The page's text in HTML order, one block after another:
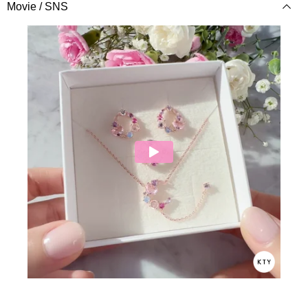
Movie / SNS